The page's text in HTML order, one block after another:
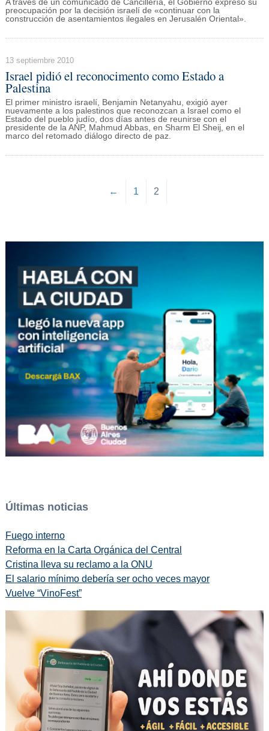
A través de un comunicado de Cancillería, el Gobierno expresó su
preocupación por la decisión israelí de «continuar con la
construcción de asentamientos ilegales en Jerusalén Oriental».
13 septiembre 2010
Israel pidió el reconocimento como Estado a
Palestina
El primer ministro israelí, Benjamin Netanyahu, exigió ayer
nuevamente a los palestinos que reconozcan a Israel como el
Estado del pueblo judío, dos días antes de reunirse con el
presidente de la ANP, Mahmud Abbas, en Sharm El Sheij, en el
marco del retomado diálogo directo de paz.
← 1 2
Últimas noticias
Fuego interno
Reforma en la Carta Orgánica del Central
Cristina lleva su reclamo a la ONU
El salario mínimo debería ser ocho veces mayor
Vuelve “VinoFest”